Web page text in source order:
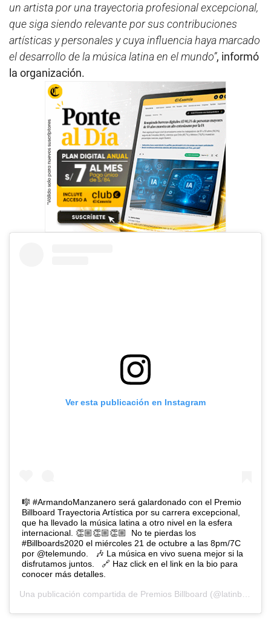
un artista por una trayectoria profesional excepcional,
que siga siendo relevante por sus contribuciones
artísticas y personales y cuya influencia haya marcado
el desarrollo de la música latina en el mundo”, informó
la organización.
Ver esta publicación en Instagram
🎼 #ArmandoManzanero será galardonado con el Premio
Billboard Trayectoria Artística por su carrera excepcional,
que ha llevado la música latina a otro nivel en la esfera
internacional. 👏🏼👏🏼👏🏼⁠ ⁠ No te pierdas los
#Billboards2020 el miércoles 21 de octubre a las 8pm/7C
por @telemundo. ⁠ ⁠ 🎶 La música en vivo suena mejor si la
disfrutamos juntos. ⁠ ⁠ 🔗 Haz click en el link en la bio para
conocer más detalles.
Una publicación compartida de Premios Billboard (@latinbillboards) el